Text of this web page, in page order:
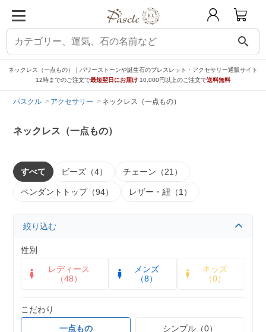
search
ネックレス（一点もの）｜パワーストーンや誕生石のブレスレット・アクセサリー通販サイト
12時までのご注文で最短翌日にお届け 10,000円以上のご注文で送料無料
パスクル アクセサリー ネックレス（一点もの）
ネックレス（一点もの）
すべて ビーズ（4） チェーン（21）
ペンダントトップ（94） レザー・紐（1）
絞り込む
性別
レディース
（48）
メンズ
（8）
キッズ
（0）
こだわり
一点もの
シンプル（0）